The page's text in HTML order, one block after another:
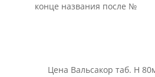
конце названия после №
Цена Вальсакор таб. H